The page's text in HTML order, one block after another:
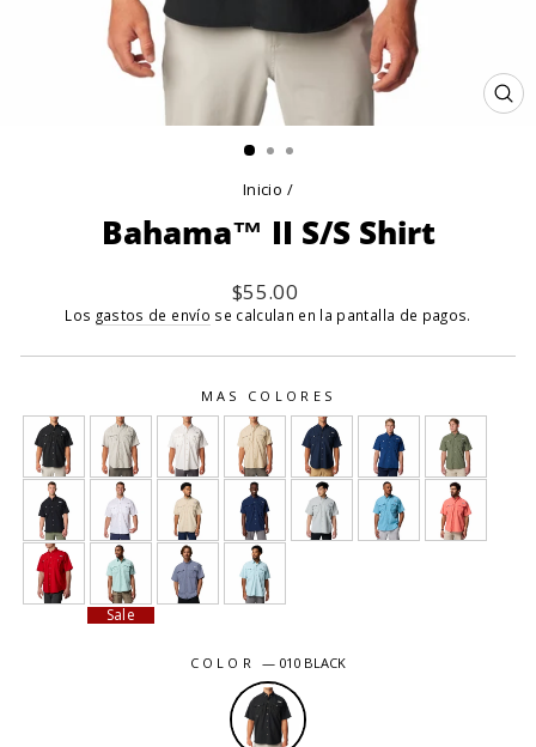
Inicio /
Bahama™ II S/S Shirt
Precio
habitual
$55.00
Los gastos de envío se calculan en la pantalla de pagos.
MAS COLORES
Sale
COLOR— 010 BLACK